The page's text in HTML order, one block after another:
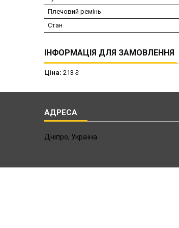
Плечовий ремінь
Стан
ІНФОРМАЦІЯ ДЛЯ ЗАМОВЛЕННЯ
Ціна: 213 ₴
Дніпро, Україна